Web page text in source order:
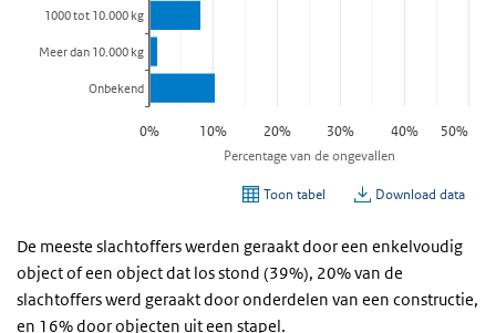
De meeste slachtoffers werden geraakt door een enkelvoudig
object of een object dat los stond (39%), 20% van de
slachtoffers werd geraakt door onderdelen van een constructie,
en 16% door objecten uit een stapel.